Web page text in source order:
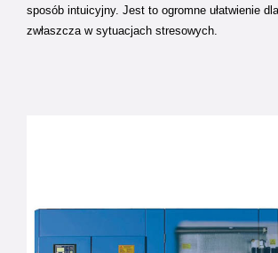
sposób intuicyjny. Jest to ogromne ułatwienie
zwłaszcza w sytuacjach stresowych.